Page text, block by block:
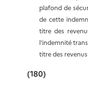
plafond de
de cette
titre des
l'indemnité
titre des
(180)